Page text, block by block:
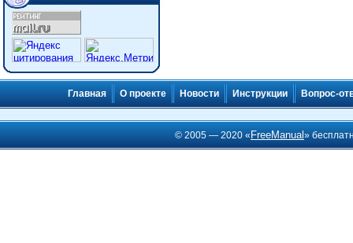
Главная О проекте Новости Инструкции Вопрос-
© 2005 — 2020 « FreeManual»